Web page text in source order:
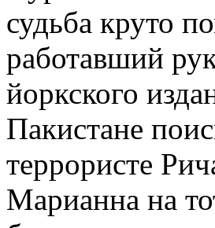
судьба круто
работавший
йоркского
Пакистане
террористе
Марианна на